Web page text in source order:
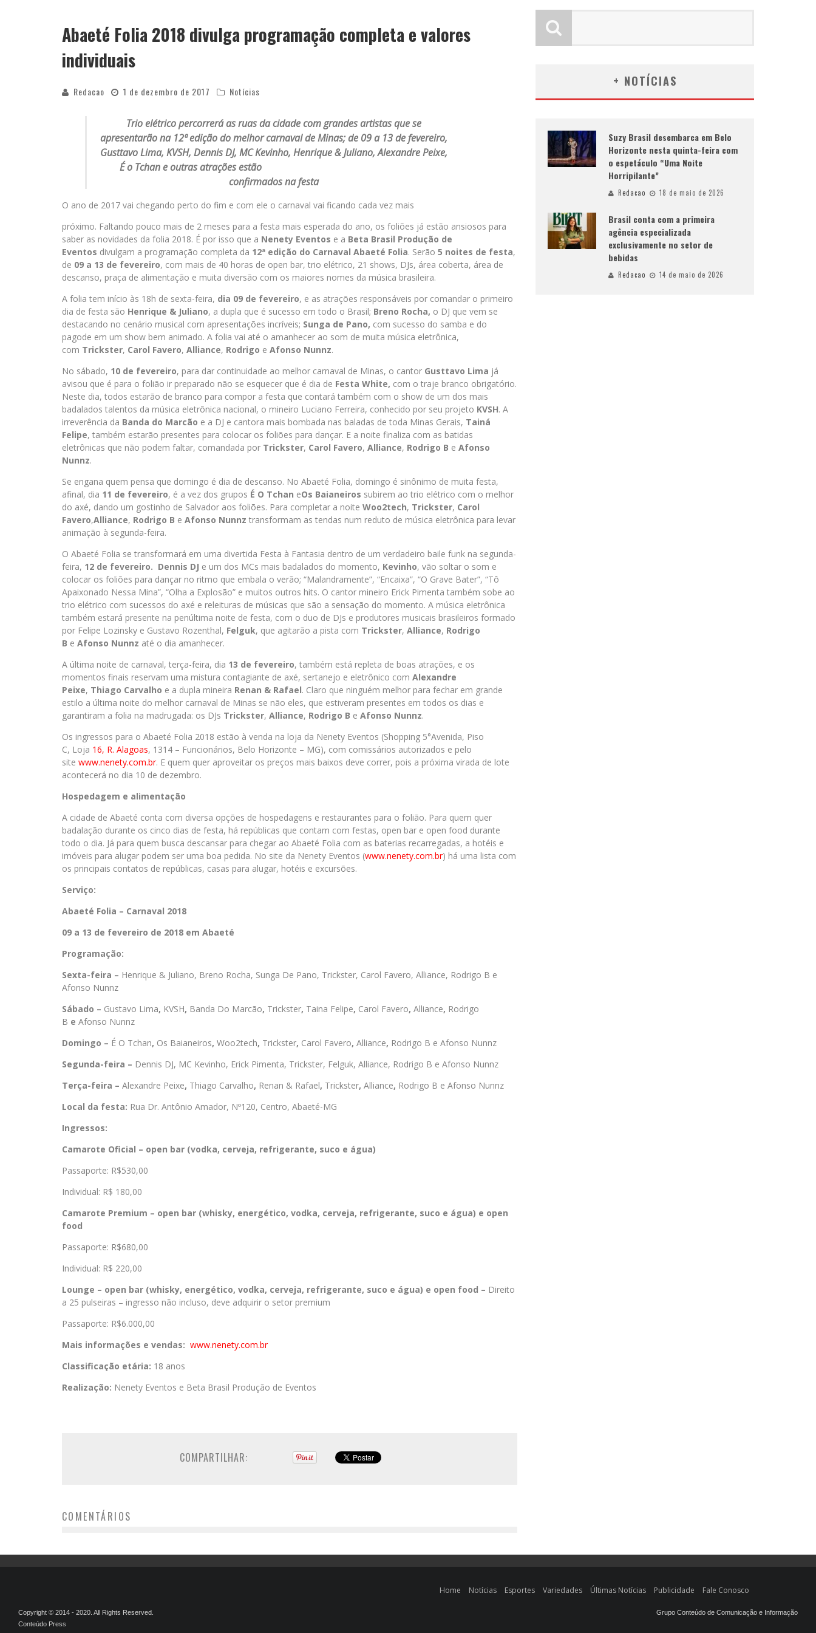
S
UZY BRASIL DESEMBARCA EM BELO HORIZONTE NESTA QUINTA-FEIRA COM O ESPETÁCULO “UMA NOITE HORRIPILANTE”
Abaeté Folia 2018 divulga programação completa e valores
individuais
Redacao 1 de dezembro de 2017 Notícias
Trio elétrico percorrerá as ruas da cidade com grandes artistas que se
apresentarão na 12ª edição do melhor carnaval de Minas; de 09 a 13 de fevereiro,
Gusttavo Lima, KVSH, Dennis DJ, MC Kevinho, Henrique & Juliano, Alexandre Peixe,
É o Tchane outras atrações estão
confirmados na festa
O ano de 2017 vai chegando perto do fim e com ele o carnaval vai ficando cada vez mais
próximo. Faltando pouco mais de 2 meses para a festa mais esperada do ano, os foliões já estão ansiosos para
saber as novidades da folia 2018. É por isso que a Nenety Eventos e a Beta Brasil Produção de
Eventos divulgam a programação completa da 12ª edição do Carnaval Abaeté Folia. Serão 5 noites de festa,
de 09 a 13 de fevereiro, com mais de 40 horas de open bar, trio elétrico, 21 shows, DJs, área coberta, área de
descanso, praça de alimentação e muita diversão com os maiores nomes da música brasileira.
A folia tem início às 18h de sexta-feira, dia 09 de fevereiro, e as atrações responsáveis por comandar o primeiro
dia de festa são Henrique & Juliano, a dupla que é sucesso em todo o Brasil; Breno Rocha, o DJ que vem se
destacando no cenário musical com apresentações incríveis; Sunga de Pano, com sucesso do samba e do
pagode em um show bem animado. A folia vai até o amanhecer ao som de muita música eletrônica,
com Trickster, Carol Favero, Alliance, Rodrigo e Afonso Nunnz.
No sábado, 10 de fevereiro, para dar continuidade ao melhor carnaval de Minas, o cantor Gusttavo Lima já
avisou que é para o folião ir preparado não se esquecer que é dia de Festa White, com o traje branco obrigatório.
Neste dia, todos estarão de branco para compor a festa que contará também com o show de um dos mais
badalados talentos da música eletrônica nacional, o mineiro Luciano Ferreira, conhecido por seu projeto KVSH. A
irreverência da Banda do Marcão e a DJ e cantora mais bombada nas baladas de toda Minas Gerais, Tainá
Felipe, também estarão presentes para colocar os foliões para dançar. E a noite finaliza com as batidas
eletrônicas que não podem faltar, comandada por Trickster, Carol Favero, Alliance, Rodrigo B e Afonso
Nunnz.
Se engana quem pensa que domingo é dia de descanso. No Abaeté Folia, domingo é sinônimo de muita festa,
afinal, dia 11 de fevereiro, é a vez dos grupos É O Tchan eOs Baianeiros subirem ao trio elétrico com o melhor
do axé, dando um gostinho de Salvador aos foliões. Para completar a noite Woo2tech, Trickster, Carol
Favero,Alliance, Rodrigo B e Afonso Nunnz transformam as tendas num reduto de música eletrônica para levar
animação à segunda-feira.
O Abaeté Folia se transformará em uma divertida Festa à Fantasia dentro de um verdadeiro baile funk na segunda-
feira, 12 de fevereiro. Dennis DJ e um dos MCs mais badalados do momento, Kevinho, vão soltar o som e
colocar os foliões para dançar no ritmo que embala o verão; “Malandramente”, “Encaixa”, “O Grave Bater”, “Tô
Apaixonado Nessa Mina”, “Olha a Explosão” e muitos outros hits. O cantor mineiro Erick Pimenta também sobe ao
trio elétrico com sucessos do axé e releituras de músicas que são a sensação do momento. A música eletrônica
também estará presente na penúltima noite de festa, com o duo de DJs e produtores musicais brasileiros formado
por Felipe Lozinsky e Gustavo Rozenthal, Felguk, que agitarão a pista com Trickster, Alliance, Rodrigo
B e Afonso Nunnz até o dia amanhecer.
A última noite de carnaval, terça-feira, dia 13 de fevereiro, também está repleta de boas atrações, e os
momentos finais reservam uma mistura contagiante de axé, sertanejo e eletrônico com Alexandre
Peixe, Thiago Carvalho e a dupla mineira Renan & Rafael. Claro que ninguém melhor para fechar em grande
estilo a última noite do melhor carnaval de Minas se não eles, que estiveram presentes em todos os dias e
garantiram a folia na madrugada: os DJs Trickster, Alliance, Rodrigo B e Afonso Nunnz.
Os ingressos para o Abaeté Folia 2018 estão à venda na loja da Nenety Eventos (Shopping 5°Avenida, Piso
C, Loja 16, R. Alagoas, 1314 – Funcionários, Belo Horizonte – MG), com comissários autorizados e pelo
site www.nenety.com.br. E quem quer aproveitar os preços mais baixos deve correr, pois a próxima virada de lote
acontecerá no dia 10 de dezembro.
Hospedagem e alimentação
A cidade de Abaeté conta com diversa opções de hospedagens e restaurantes para o folião. Para quem quer
badalação durante os cinco dias de festa, há repúblicas que contam com festas, open bar e open food durante
todo o dia. Já para quem busca descansar para chegar ao Abaeté Folia com as baterias recarregadas, a hotéis e
imóveis para alugar podem ser uma boa pedida. No site da Nenety Eventos (www.nenety.com.br) há uma lista com
os principais contatos de repúblicas, casas para alugar, hotéis e excursões.
Serviço:
Abaeté Folia – Carnaval 2018
09 a 13 de fevereiro de 2018 em Abaeté
Programação:
Sexta-feira – Henrique & Juliano, Breno Rocha, Sunga De Pano, Trickster, Carol Favero, Alliance, Rodrigo B e
Afonso Nunnz
Sábado – Gustavo Lima, KVSH, Banda Do Marcão, Trickster, Taina Felipe, Carol Favero, Alliance, Rodrigo
B e Afonso Nunnz
Domingo – É O Tchan, Os Baianeiros, Woo2tech, Trickster, Carol Favero, Alliance, Rodrigo B e Afonso Nunnz
Segunda-feira – Dennis DJ, MC Kevinho, Erick Pimenta, Trickster, Felguk, Alliance, Rodrigo B e Afonso Nunnz
Terça-feira – Alexandre Peixe, Thiago Carvalho, Renan & Rafael, Trickster, Alliance, Rodrigo B e Afonso Nunnz
Local da festa: Rua Dr. Antônio Amador, Nº120, Centro, Abaeté-MG
Ingressos:
Camarote Oficial – open bar (vodka, cerveja, refrigerante, suco e água)
Passaporte: R$530,00
Individual: R$ 180,00
Camarote Premium – open bar (whisky, energético, vodka, cerveja, refrigerante, suco e água) e open
food
Passaporte: R$680,00
Individual: R$ 220,00
Lounge – open bar (whisky, energético, vodka, cerveja, refrigerante, suco e água) e open food – Direito
a 25 pulseiras – ingresso não incluso, deve adquirir o setor premium
Passaporte: R$6.000,00
Mais informações e vendas: www.nenety.com.br
Classificação etária: 18 anos
Realização: Nenety Eventos e Beta Brasil Produção de Eventos
COMPARTILHAR:
COMENTÁRIOS
+ NOTÍCIAS
Suzy Brasil desembarca em Belo
Horizonte nesta quinta-feira com
o espetáculo “Uma Noite
Horripilante”
Redacao 18 de maio de 2026
Brasil conta com a primeira
agência especializada
exclusivamente no setor de
bebidas
Redacao 14 de maio de 2026
Home Notícias Esportes Variedades Últimas Notícias Publicidade Fale Conosco
Copyright © 2014 - 2020. All Rights Reserved.
Conteúdo Press
Grupo Conteúdo de Comunicação e Informação